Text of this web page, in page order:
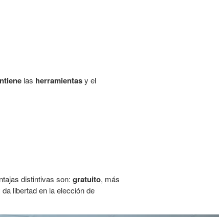
las herramientasy el
distintivas son: gratuito, más
da libertad en la elección de